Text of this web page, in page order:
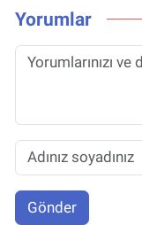
Yorumlar
Gönder